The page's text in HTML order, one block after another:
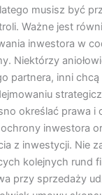
musisz być
Ważne jest
inwestora w
Niektórzy
partnera, inni
określać prawa i
inwestora
z inwestycji. Nie
kolejnych rund
przy sprzedaży